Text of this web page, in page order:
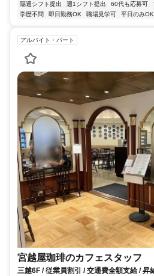
隔週シフト提出
週1シフト提出 60代も応募可
学歴不問
即日勤務OK 職場見学可 平日のみOK
アルバイト・パート
宮越屋珈琲のカフェスタッフ
三越6F / 従業員割引 / 交通費全額支給 / 昇